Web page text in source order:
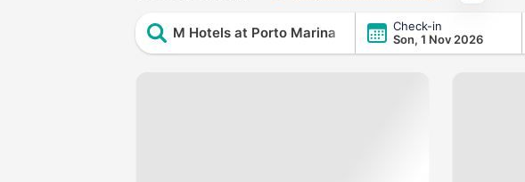
M Hotels at Porto Marina
Check-in
Son, 1 Nov 2026